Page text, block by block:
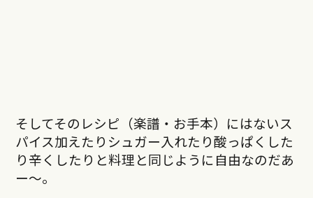
そしてそのレシピ（楽譜・お手本）にはないス
パイス加えたりシュガー入れたり酸っぱくした
り辛くしたりと料理と同じように自由なのだあ
ー〜。